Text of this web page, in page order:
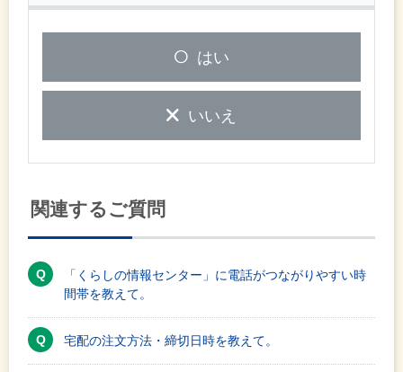
はい
いいえ
関連するご質問
「くらしの情報センター」に電話がつながりやすい時
間帯を教えて。
宅配の注文方法・締切日時を教えて。